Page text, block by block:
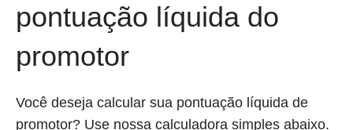
pontuação líquida do
promotor
Você deseja calcular sua pontuação líquida de
promotor? Use nossa calculadora simples abaixo.